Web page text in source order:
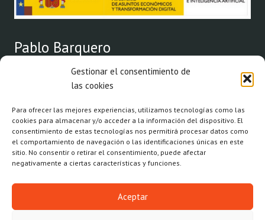
Gestionar el consentimiento de
las cookies
Para ofrecer las mejores experiencias, utilizamos tecnologías como las
cookies para almacenar y/o acceder a la información del dispositivo. El
consentimiento de estas tecnologías nos permitirá procesar datos como
el comportamiento de navegación o las identificaciones únicas en este
sitio. No consentir o retirar el consentimiento, puede afectar
negativamente a ciertas características y funciones.
Aceptar
Pablo Barquero
Arquitecto por la Escuela Superior de Arquitectura de
Arquitecto de Valencia desde el año 2000.
Correo